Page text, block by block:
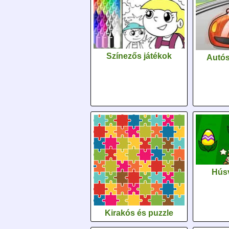
Színezős játékok
Kirakós és puzzle